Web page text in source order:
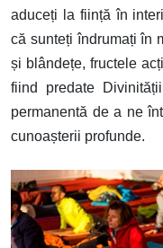
aduceți la ființă în
că sunteți îndrumați în
și blândețe, fructele
fiind predate
permanentă de a ne
cunoașterii profunde.
Image